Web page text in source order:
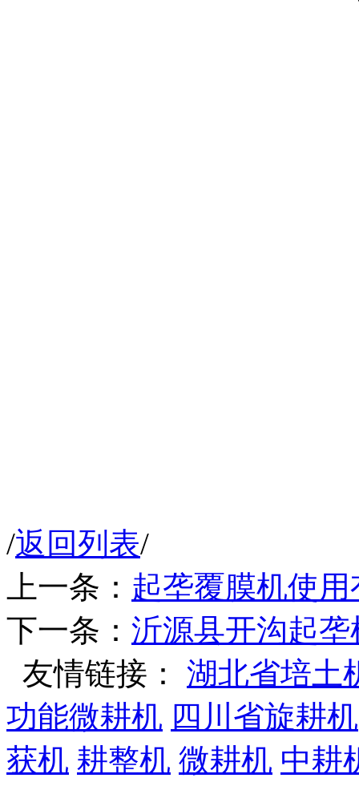
/返回列表/
上一条： 起垄覆膜机使
下一条： 沂源县开沟起垄
友情链接： 湖北省培土
功能微耕机 四川省旋耕机
获机 耕整机 微耕机 中耕